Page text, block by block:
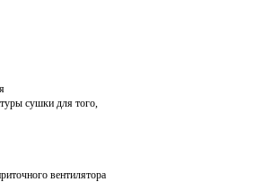
сушки для того,
вентилятора